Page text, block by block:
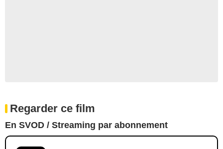
Regarder ce film
En SVOD / Streaming par abonnement